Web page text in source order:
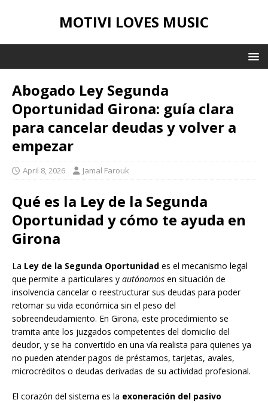
MOTIVI LOVES MUSIC
Abogado Ley Segunda
Oportunidad Girona: guía clara
para cancelar deudas y volver a
empezar
April 8, 2026 Jamal Farouk
Qué es la Ley de la Segunda
Oportunidad y cómo te ayuda en
Girona
La Ley de la Segunda Oportunidad es el mecanismo legal
que permite a particulares y autónomos en situación de
insolvencia cancelar o reestructurar sus deudas para poder
retomar su vida económica sin el peso del
sobreendeudamiento. En Girona, este procedimiento se
tramita ante los juzgados competentes del domicilio del
deudor, y se ha convertido en una vía realista para quienes ya
no pueden atender pagos de préstamos, tarjetas, avales,
microcréditos o deudas derivadas de su actividad profesional.
El corazón del sistema es la exoneración del pasivo